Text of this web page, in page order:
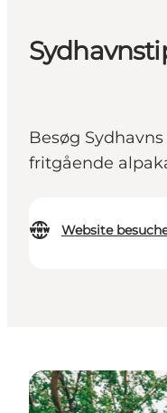
Besøg
fritgående
Website